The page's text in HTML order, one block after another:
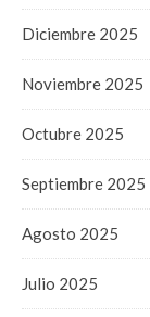
Diciembre 2025
Noviembre 2025
Octubre 2025
Septiembre 2025
Agosto 2025
Julio 2025